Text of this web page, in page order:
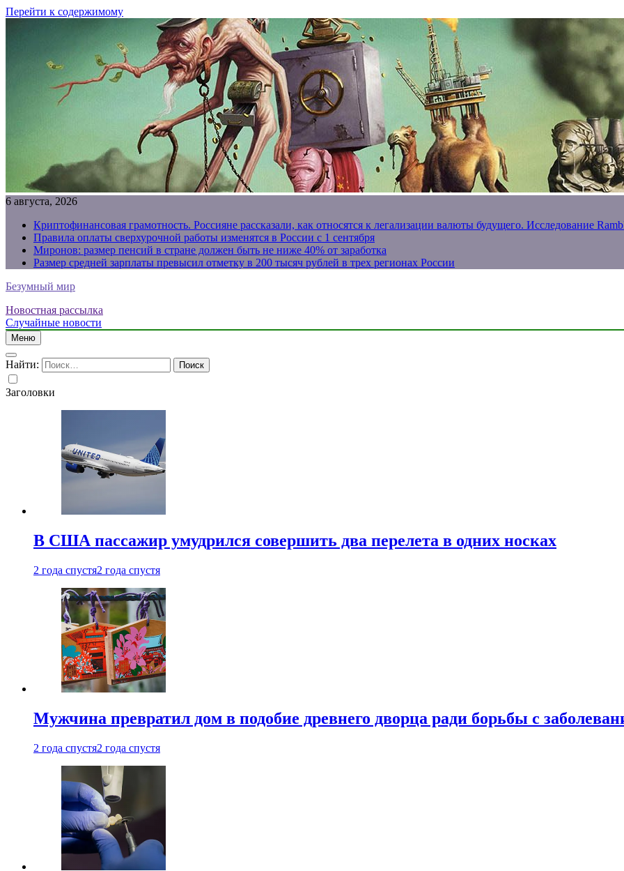
Перейти к содержимому
6 августа, 2026
Криптофинансовая грамотность. Россияне рассказали, как относятся к легализации валюты будущего. Исследование
Правила оплаты сверхурочной работы изменятся в России с 1 сентября
Миронов: размер пенсий в стране должен быть не ниже 40% от заработка
Размер средней зарплаты превысил отметку в 200 тысяч рублей в трех регионах России
Безумный мир
Новостная рассылка
Случайные новости
Меню
Найти:
Заголовки
В США пассажир умудрился совершить два перелета в одних носках
2 года спустя2 года спустя
Мужчина превратил дом в подобие древнего дворца ради борьбы с
2 года спустя2 года спустя